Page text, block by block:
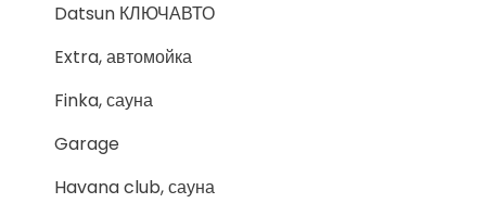
Datsun КЛЮЧАВТО
Extra, автомойка
Finka, сауна
Garage
Havana club, сауна